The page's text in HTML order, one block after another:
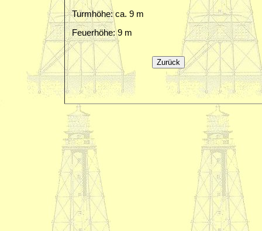
Turmhöhe: ca. 9 m
Feuerhöhe: 9 m